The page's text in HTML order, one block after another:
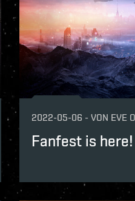
2022-05-06 -VON EVE
Fanfest is here!